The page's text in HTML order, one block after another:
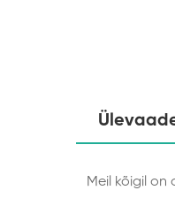
Meil kõigil